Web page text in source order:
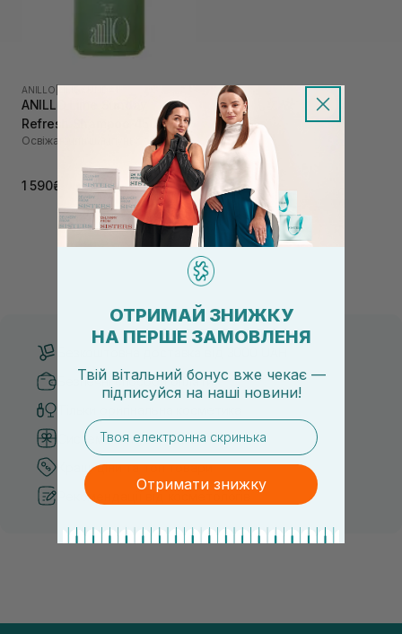
ANILLO
ANILLO Lime Sunday
Refresh Shampoo 450 мл
Освіжаючий шампунь
1 590₴
Безпечні способи оплати
Система бонусів та лояльності
Кращі ціни та топ товари
Рекомендації від косметологів
ОТРИМАЙ ЗНИЖКУ
НА ПЕРШЕ ЗАМОВЛЕНЯ
Твій вітальний бонус вже чекає —
підписуйся на наші новини!
email
Отримати знижку